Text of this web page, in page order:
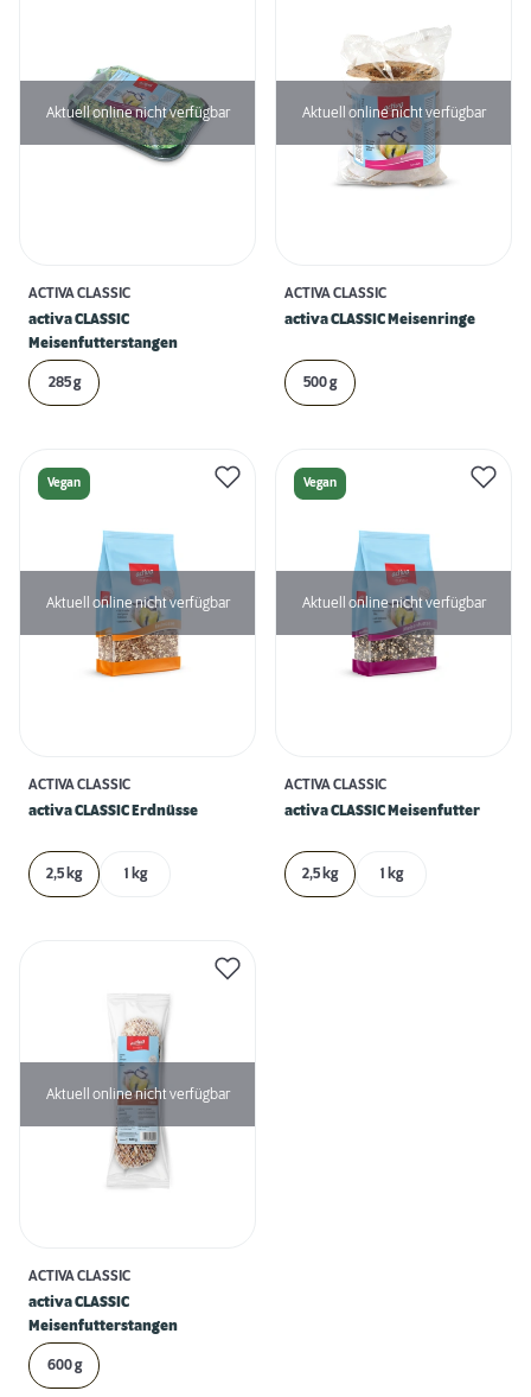
Aktuell online nicht verfügbar
ACTIVA CLASSIC
activa CLASSIC
Meisenfutterstangen
285 g
Aktuell online nicht verfügbar
ACTIVA CLASSIC
activa CLASSIC Meisenringe
500 g
Vegan
Aktuell online nicht verfügbar
ACTIVA CLASSIC
activa CLASSIC Erdnüsse
2,5 kg 1 kg
Vegan
Aktuell online nicht verfügbar
ACTIVA CLASSIC
activa CLASSIC Meisenfutter
2,5 kg 1 kg
Aktuell online nicht verfügbar
ACTIVA CLASSIC
activa CLASSIC
Meisenfutterstangen
600 g